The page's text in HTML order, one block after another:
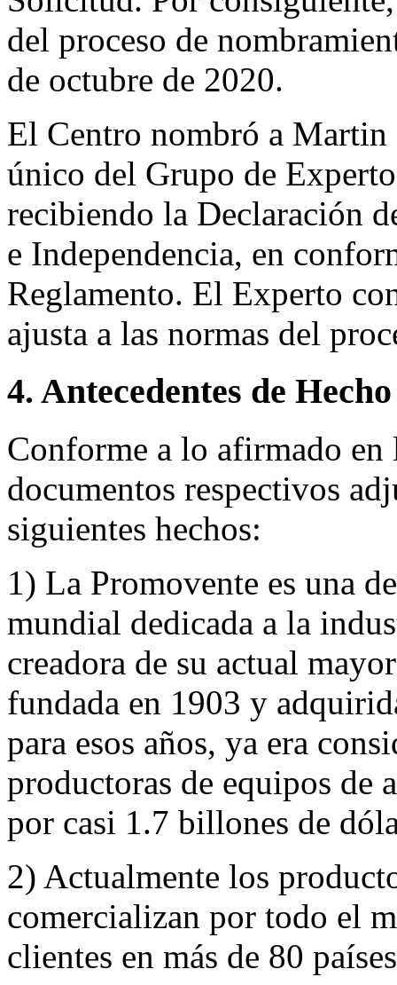
del proceso de
de octubre de 2020.
El Centro nombró a
único del Grupo de
recibiendo la Declaración
e Independencia, en
Reglamento. El Experto
ajusta a las normas del
4. Antecedentes de Hecho
Conforme a lo afirmado
documentos respectivos
siguientes hechos:
1) La Promovente es una
mundial dedicada a la
creadora de su actual
fundada en 1903 y
para esos años, ya era
productoras de equipos de
por casi 1.7 billones de
2) Actualmente los
comercializan por todo el
clientes en más de 80